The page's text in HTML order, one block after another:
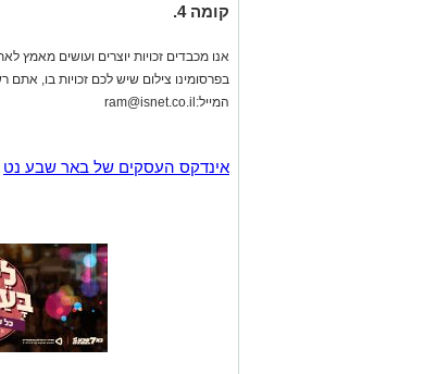
קומה 4.
אנו מכבדים זכויות יוצרים ועושים מאמץ
בפרסומינו צילום שיש לכם זכויות בו,
המייל:ram@isnet.co.il
אינדקס העסקים של באר שבע נט